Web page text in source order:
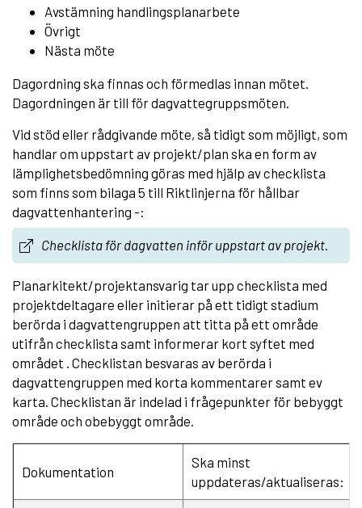
Avstämning handlingsplanarbete
Övrigt
Nästa möte
Dagordning ska finnas och förmedlas innan mötet.
Dagordningen är till för dagvattegruppsmöten.
Vid stöd eller rådgivande möte, så tidigt som möjligt, som
handlar om uppstart av projekt/plan ska en form av
lämplighetsbedömning göras med hjälp av checklista
som finns som bilaga 5 till Riktlinjerna för hållbar
dagvattenhantering -:
Checklista för dagvatten inför uppstart av projekt.
Planarkitekt/projektansvarig tar upp checklista med
projektdeltagare eller initierar på ett tidigt stadium
berörda i dagvattengruppen att titta på ett område
utifrån checklista samt informerar kort syftet med
området . Checklistan besvaras av berörda i
dagvattengruppen med korta kommentarer samt ev
karta. Checklistan är indelad i frågepunkter för bebyggt
område och obebyggt område.
Dokumentation
Ska minst
uppdateras/aktualiseras: